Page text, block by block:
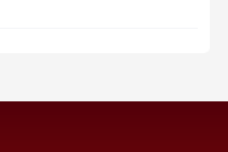
thẻ tín dụng